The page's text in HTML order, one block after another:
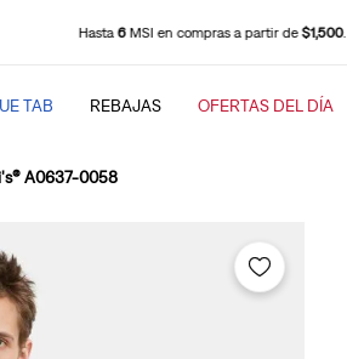
Hasta6 MSI en compras a partir de$1,500
TAB REBAJAS OFERTAS DEL DÍA
A0637-0058
baggy